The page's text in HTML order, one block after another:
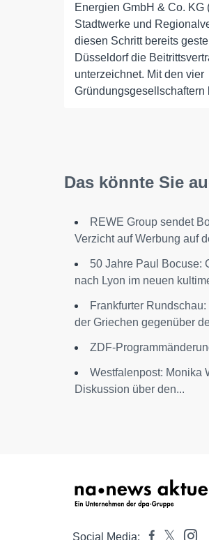
Energien GmbH & Co.
Stadtwerke und
diesen Schritt bereits
Düsseldorf die
unterzeichnet. Mit den vier
Gründungsgesellschaftern
Das könnte Sie
REWE Group sendet
Verzicht auf Werbung auf
50 Jahre Paul Bocuse:
nach Lyon im neuen
Frankfurter
der Griechen gegenüber
ZDF-
Westfalenpost: Monika
Diskussion über den...
Social Media: